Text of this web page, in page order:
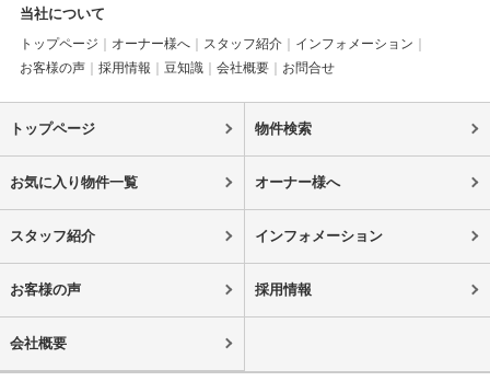
当社について
トップページ オーナー様へ スタッフ紹介
インフォメーション
お客様の声
採用情報 豆知識 会社概要 お問合せ
トップページ 物件検索
お気に入り物件一覧 オーナー様へ
スタッフ紹介 インフォメーション
お客様の声 採用情報
会社概要